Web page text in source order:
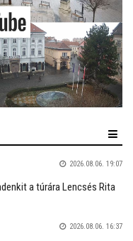
2026.08.06. 19:07
a túrára Lencsés Rita
2026.08.06. 16:37